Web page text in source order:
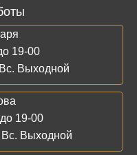
19-00
Выходной
19-00
Выходной